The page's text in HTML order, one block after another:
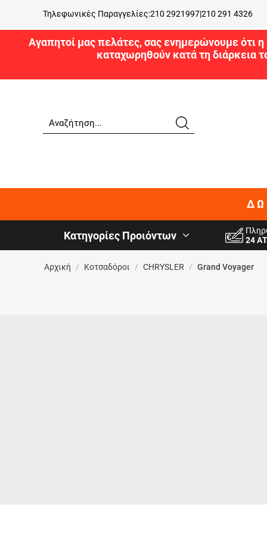
Τηλεφωνικές Παραγγελίες:210 2921997|210 291 4326
Αγαπητοί μας πελάτες, σας ενημερώνουμε ότι
καταχωρηθούν κατά τη διάρκεια
Κατηγορίες Προιόντων
24
Αρχική / Κοτσαδόροι / CHRYSLER / Grand Voyager